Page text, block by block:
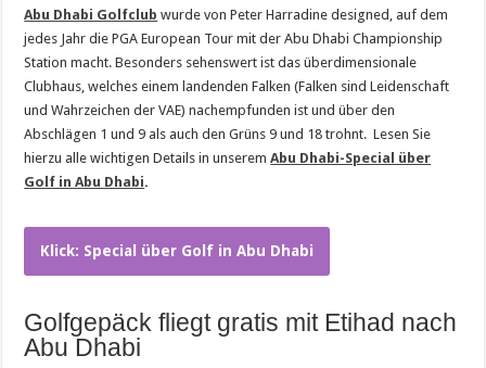
Abu Dhabi Golfclub wurde von Peter Harradine designed, auf dem
jedes Jahr die PGA European Tour mit der Abu Dhabi Championship
Station macht. Besonders sehenswert ist das überdimensionale
Clubhaus, welches einem landenden Falken (Falken sind Leidenschaft
und Wahrzeichen der VAE) nachempfunden ist und über den
Abschlägen 1 und 9 als auch den Grüns 9 und 18 trohnt. Lesen Sie
hierzu alle wichtigen Details in unseremAbu Dhabi-Special über
Golf in Abu Dhabi.
Klick: Special über Golf in Abu Dhabi
Golfgepäck fliegt gratis mit Etihad nach
Abu Dhabi